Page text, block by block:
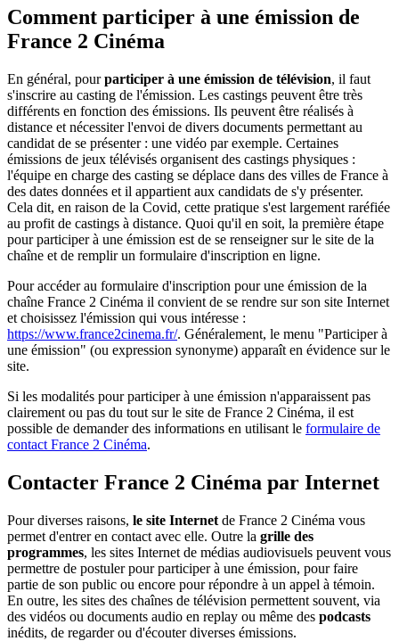
Comment participer à une émission de
France 2 Cinéma
En général, pourparticiper à une émission de télévision, il faut
s'inscrire au casting de l'émission. Les castings peuvent être très
différents en fonction des émissions. Ils peuvent être réalisés à
distance et nécessiter l'envoi de divers documents permettant au
candidat de se présenter : une vidéo par exemple. Certaines
émissions de jeux télévisés organisent des castings physiques :
l'équipe en charge des casting se déplace dans des villes de France à
des dates données et il appartient aux candidats de s'y présenter.
Cela dit, en raison de la Covid, cette pratique s'est largement raréfiée
au profit de castings à distance. Quoi qu'il en soit, la première étape
pour participer à une émission est de se renseigner sur le site de la
chaîne et de remplir un formulaire d'inscription en ligne.
Pour accéder au formulaire d'inscription pour une émission de la
chaîne France 2 Cinéma il convient de se rendre sur son site Internet
et choisissez l'émission qui vous intéresse :
https://www.france2cinema.fr/. Généralement, le menu "Participer à
une émission" (ou expression synonyme) apparaît en évidence sur le
site.
Si les modalités pour participer à une émission n'apparaissent pas
clairement ou pas du tout sur le site de France 2 Cinéma, il est
possible de demander des informations en utilisant le formulaire de
contact France 2 Cinéma.
Contacter France 2 Cinéma par Internet
Pour diverses raisons, le site Internet de France 2 Cinéma vous
permet d'entrer en contact avec elle. Outre la grille des
programmes, les sites Internet de médias audiovisuels peuvent vous
permettre de postuler pour participer à une émission, pour faire
partie de son public ou encore pour répondre à un appel à témoin.
En outre, les sites des chaînes de télévision permettent souvent, via
des vidéos ou documents audio en replay ou même des podcasts
inédits, de regarder ou d'écouter diverses émissions.